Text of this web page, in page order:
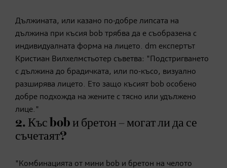
Дължината, или казано по-добре липсата на
дължина при късия bob трябва да е съобразена с
индивидуалната форма на лицето. dm експертът
Кристиан Вилхелмстьотер съветва: "Подстригването
с дължина до брадичката, или по-късо, визуално
разширява лицето. Ето защо късият bob особено
добре подхожда на жените с тясно или удължено
лице."
2. Къс bob и бретон – могат ли да се
съчетаят?
"Комбинацията от мини bob и бретон на челото